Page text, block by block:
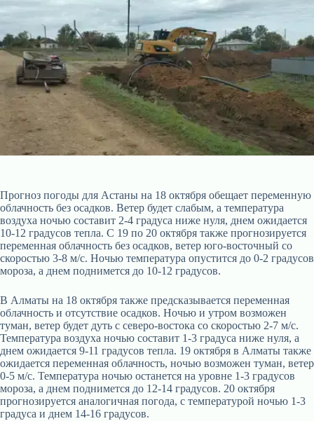
Прогноз погоды для Астаны на 18 октября обещает переменную
облачность без осадков. Ветер будет слабым, а температура
воздуха ночью составит 2-4 градуса ниже нуля, днем ожидается
10-12 градусов тепла. С 19 по 20 октября также прогнозируется
переменная облачность без осадков, ветер юго-восточный со
скоростью 3-8 м/с. Ночью температура опустится до 0-2 градусов
мороза, а днем поднимется до 10-12 градусов.
В Алматы на 18 октября также предсказывается переменная
облачность и отсутствие осадков. Ночью и утром возможен
туман, ветер будет дуть с северо-востока со скоростью 2-7 м/с.
Температура воздуха ночью составит 1-3 градуса ниже нуля, а
днем ожидается 9-11 градусов тепла. 19 октября в Алматы также
ожидается переменная облачность, ночью возможен туман, ветер
0-5 м/с. Температура ночью останется на уровне 1-3 градусов
мороза, а днем поднимется до 12-14 градусов. 20 октября
прогнозируется аналогичная погода, с температурой ночью 1-3
градуса и днем 14-16 градусов.